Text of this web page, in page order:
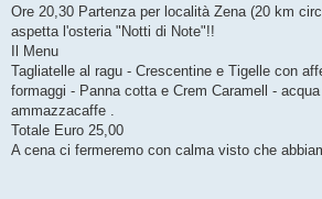
Ore 20,30 Partenza per località Zena (20 km
aspetta l'osteria "Notti di Note"!!
Il Menu
Tagliatelle al ragu - Crescentine e Tigelle con
formaggi - Panna cotta e Crem Caramell -
ammazzacaffe .
Totale Euro 25,00
A cena ci fermeremo con calma visto che